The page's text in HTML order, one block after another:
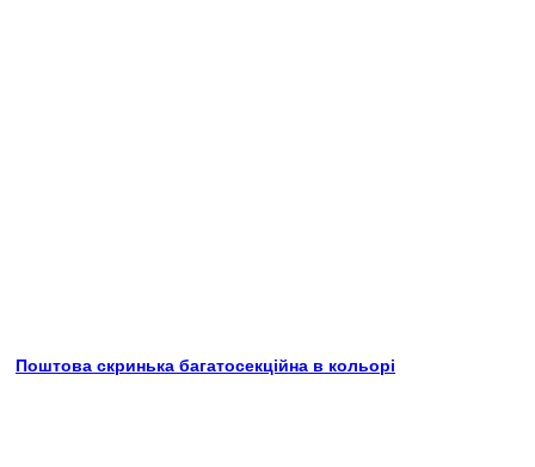
Поштова скринька багатосекційна в кольорі